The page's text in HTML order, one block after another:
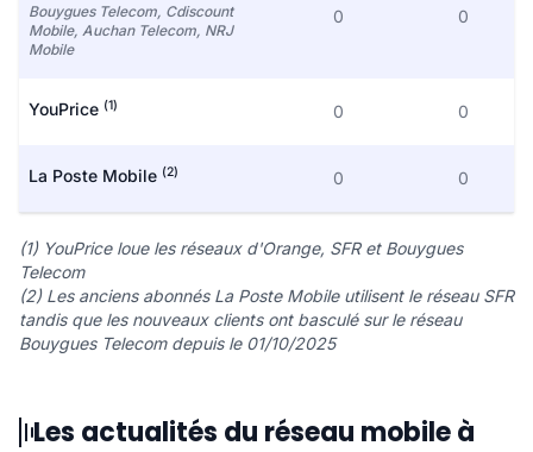
Bouygues Telecom, Cdiscount
Mobile, Auchan Telecom, NRJ
Mobile
0 0
YouPrice (1) 0 0
La Poste Mobile (2) 0 0
(1) YouPrice loue les réseaux d'Orange, SFR et Bouygues
Telecom
(2) Les anciens abonnés La Poste Mobile utilisent le réseau SFR
tandis que les nouveaux clients ont basculé sur le réseau
Bouygues Telecom depuis le 01/10/2025
Les actualités du réseau mobile à